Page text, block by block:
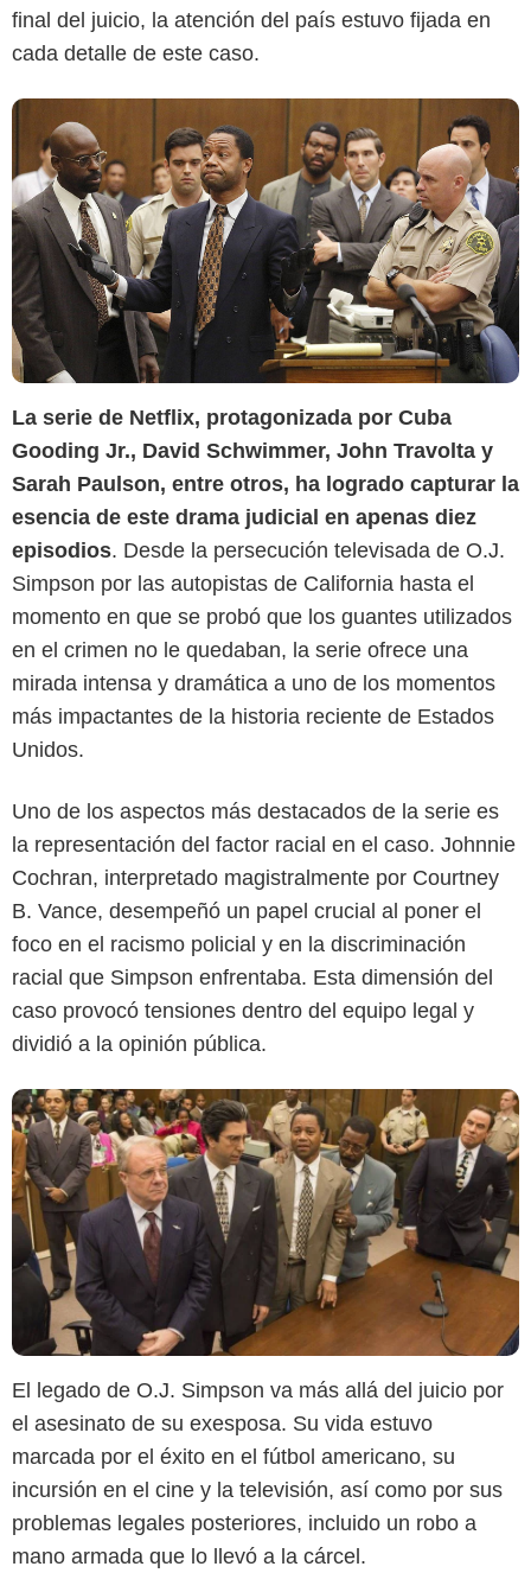
final del juicio, la atención del país estuvo fijada en
cada detalle de este caso.
La serie de Netflix, protagonizada por Cuba
Gooding Jr., David Schwimmer, John Travolta y
Sarah Paulson, entre otros, ha logrado capturar la
esencia de este drama judicial en apenas diez
episodios. Desde la persecución televisada de O.J.
Simpson por las autopistas de California hasta el
momento en que se probó que los guantes utilizados
en el crimen no le quedaban, la serie ofrece una
mirada intensa y dramática a uno de los momentos
más impactantes de la historia reciente de Estados
Unidos.
Uno de los aspectos más destacados de la serie es
la representación del factor racial en el caso. Johnnie
Cochran, interpretado magistralmente por Courtney
B. Vance, desempeñó un papel crucial al poner el
foco en el racismo policial y en la discriminación
racial que Simpson enfrentaba. Esta dimensión del
caso provocó tensiones dentro del equipo legal y
dividió a la opinión pública.
El legado de O.J. Simpson va más allá del juicio por
el asesinato de su exesposa. Su vida estuvo
marcada por el éxito en el fútbol americano, su
incursión en el cine y la televisión, así como por sus
problemas legales posteriores, incluido un robo a
mano armada que lo llevó a la cárcel.